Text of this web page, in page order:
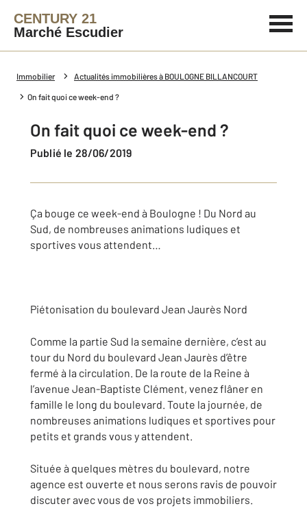
CENTURY 21
Marché Escudier
Immobilier Actualités immobilières à BOULOGNE BILLANCOURT
On fait quoi ce week-end ?
On fait quoi ce week-end ?
Publié le 28/06/2019
Ça bouge ce week-end à Boulogne ! Du Nord au
Sud, de nombreuses animations ludiques et
sportives vous attendent…
Piétonisation du boulevard Jean Jaurès Nord
Comme la partie Sud la semaine dernière, c’est au
tour du Nord du boulevard Jean Jaurès d’être
fermé à la circulation. De la route de la Reine à
l’avenue Jean-Baptiste Clément, venez flâner en
famille le long du boulevard. Toute la journée, de
nombreuses animations ludiques et sportives pour
petits et grands vous y attendent.
Située à quelques mètres du boulevard, notre
agence est ouverte et nous serons ravis de pouvoir
discuter avec vous de vos projets immobiliers.